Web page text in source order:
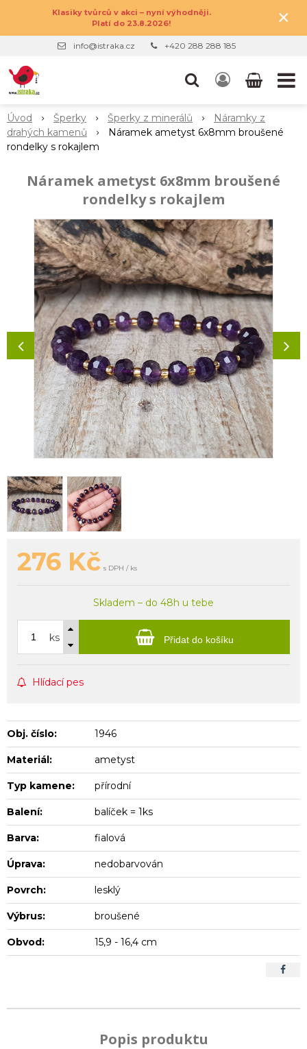
Klasiky tvůrců v akci – nyní výhodněji.
Platí do 23.8.2026!
×
info@istraka.cz +420 288 288 185
Úvod Šperky Šperky z minerálů
Náramky z
drahých kamenů
Náramek ametyst 6x8mm broušené
rondelky s rokajlem
Náramek ametyst 6x8mm broušené
rondelky s rokajlem
276 Kč s DPH / ks
Skladem – do 48h u tebe
ks Přidat do košíku
Hlídací pes
Obj. číslo: 1946
Materiál: ametyst
Typ kamene: přírodní
Balení: balíček = 1ks
Barva: fialová
Úprava: nedobarvován
Povrch: lesklý
Výbrus: broušené
Obvod: 15,9 - 16,4 cm
Popis produktu